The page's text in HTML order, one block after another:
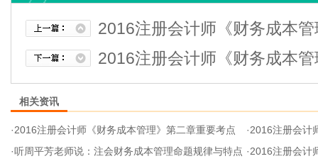
2016注册会计师《财务成本
2016注册会计师《财务成本
相关资讯
·2016注册会计师《财务成本管理》第二章重要考点 ·2016注册会计
·听周平芳老师说：注会财务成本管理命题规律与特点 ·2016注册会计师